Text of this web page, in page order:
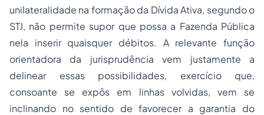
unilateralidade na formação da Dívida Ativa, segundo o
STJ, não permite supor que possa a Fazenda Pública
nela inserir quaisquer débitos. A relevante função
orientadora da jurisprudência vem justamente a
delinear essas possibilidades, exercício que,
consoante se expôs em linhas volvidas, vem se
inclinando no sentido de favorecer a garantia do